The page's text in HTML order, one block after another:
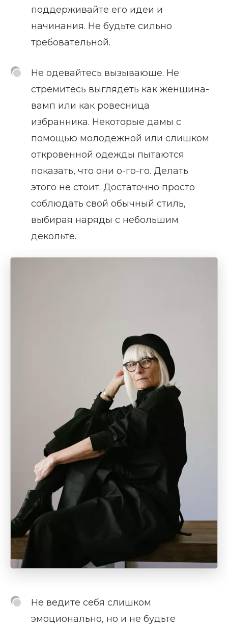
поддерживайте его идеи и
начинания. Не будьте сильно
требовательной.
Не одевайтесь вызывающе. Не
стремитесь выглядеть как женщина-
вамп или как ровесница
избранника. Некоторые дамы с
помощью молодежной или слишком
откровенной одежды пытаются
показать, что они о-го-го. Делать
этого не стоит. Достаточно просто
соблюдать свой обычный стиль,
выбирая наряды с небольшим
декольте.
Не ведите себя слишком
эмоционально, но и не будьте